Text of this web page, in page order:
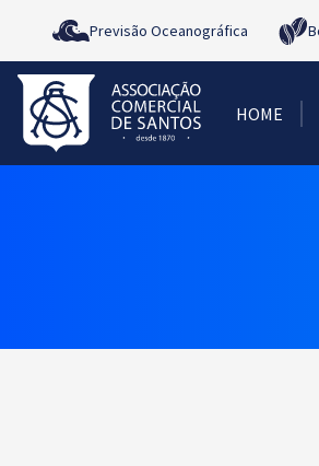
Previsão Oceanográfica
HOME